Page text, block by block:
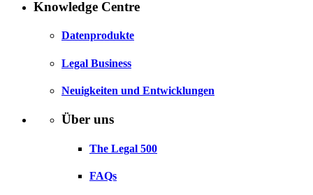
Knowledge Centre
Datenprodukte
Legal Business
Neuigkeiten und Entwicklungen
Über uns
The Legal 500
FAQs